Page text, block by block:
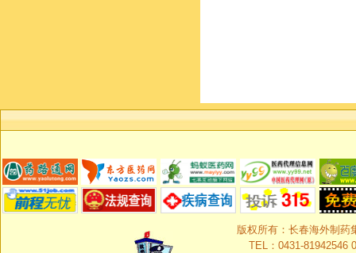
版权所有：长春海外制药
TEL：0431-81942546